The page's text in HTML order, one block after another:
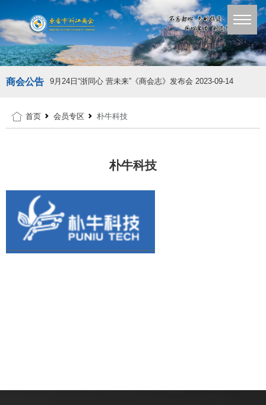
商会公告 9月24日“浙同心 营未来”《商会志》发布会 2023-09-14
首页 会员专区 朴牛科技
朴牛科技